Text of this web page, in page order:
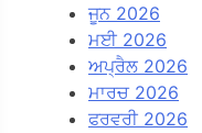
ਜੂਨ 2026
ਮਈ 2026
ਅਪ੍ਰੈਲ 2026
ਮਾਰਚ 2026
ਫਰਵਰੀ 2026